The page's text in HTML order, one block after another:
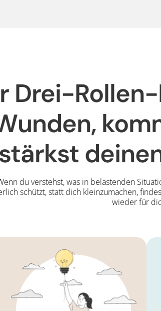
Drei-
stärkst
du verstehst, was in belastenden
schützt, statt dich kleinzumachen,
wieder für